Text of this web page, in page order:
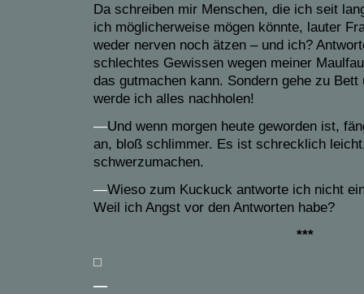
Da schreiben mir Menschen, die ich seit
ich möglicherweise mögen könnte, lauter
weder nerven noch ätzen – und ich?
schlechtes Gewissen wegen meiner
das gutmachen kann. Sondern gehe zu Bett
werde ich alles nachholen!
—Und wenn morgen heute geworden ist,
an, bloß schlimmer. Es ist schrecklich
schwerzumachen.
—Wieso zum Kuckuck antworte ich nicht
Weil ich Angst vor den Antworten habe?
***
—